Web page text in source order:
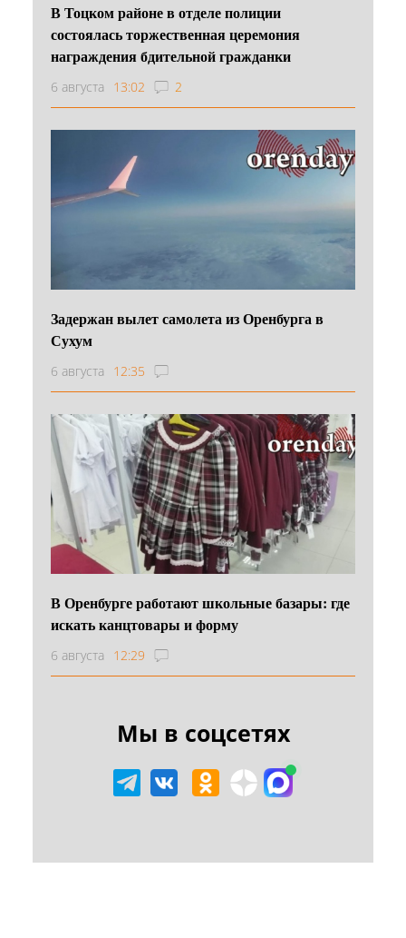
В Тоцком районе в отделе полиции
состоялась торжественная церемония
награждения бдительной гражданки
6 августа 13:02 2
Задержан вылет самолета из Оренбурга в
Сухум
6 августа 12:35
В Оренбурге работают школьные базары: где
искать канцтовары и форму
6 августа 12:29
Мы в соцсетях